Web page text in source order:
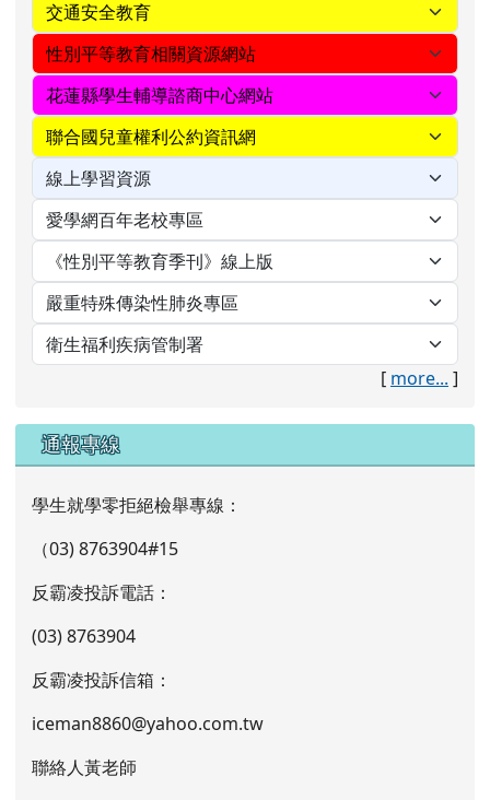
[ more... ]
通報專線
學生就學零拒絕檢舉專線：
（03) 8763904#15
反霸凌投訴電話：
(03) 8763904
反霸凌投訴信箱：
iceman8860@yahoo.com.tw
聯絡人黃老師